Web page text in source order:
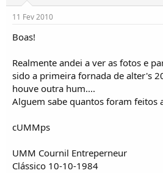
11 Fev 2010
Boas!
Realmente andei a ver as fotos e
sido a primeira fornada de alter's
houve outra hum....
Alguem sabe quantos foram feitos
cUMMps
UMM Cournil Entreperneur
Clássico 10-10-1984